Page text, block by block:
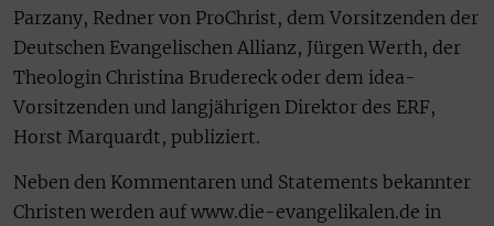
Parzany, Redner von ProChrist, dem Vorsitzenden der
Deutschen Evangelischen Allianz, Jürgen Werth, der
Theologin Christina Brudereck oder dem idea-
Vorsitzenden und langjährigen Direktor des ERF,
Horst Marquardt, publiziert.
Neben den Kommentaren und Statements bekannter
Christen werden auf www.die-evangelikalen.de in